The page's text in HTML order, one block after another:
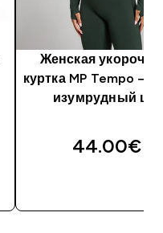
Женская
куртка MP Tempo —
изумрудный
44.00€‎